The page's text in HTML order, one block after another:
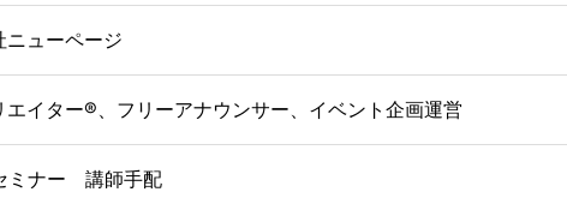
ニューページ
エイター®、フリーアナウンサー、イベント企画運営
ミナー 講師手配